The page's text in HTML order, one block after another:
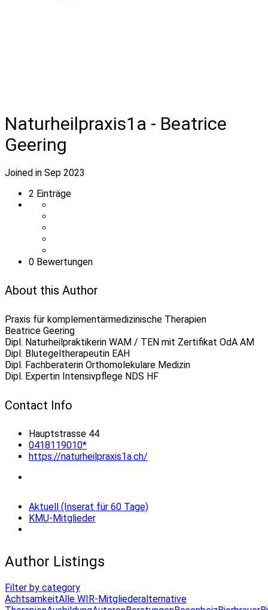
Naturheilpraxis1a - Beatrice
Geering
Joined in Sep 2023
2 Einträge
0 Bewertungen
About this Author
Praxis für komplementärmedizinische Therapien
Beatrice Geering
Dipl. Naturheilpraktikerin WAM / TEN mit Zertifikat OdA AM
Dipl. Blutegeltherapeutin EAH
Dipl. Fachberaterin Orthomolekulare Medizin
Dipl. Expertin Intensivpflege NDS HF
Contact Info
Hauptstrasse 44
0418119010*
https://naturheilpraxis1a.ch/
Aktuell (Inserat für 60 Tage)
KMU-Mitglieder
Author Listings
Filter by category
AchtsamkeitAlle WIR-Mitgliederalternative